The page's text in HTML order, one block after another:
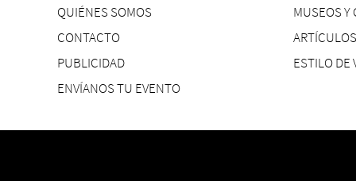
QUIÉNES SOMOS
CONTACTO
PUBLICIDAD
ENVÍANOS TU EVENTO
MUSEOS Y
ARTÍCULOS
ESTILO DE